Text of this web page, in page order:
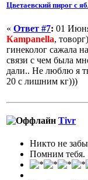
Цветаевский пирог с
« Ответ #7: 01
Кampanella,
гинеколог сажала
связи с чем была
дали.. Не люблю я
20 с лишним кг)))
Tivr
Никто не
Помним тебя.